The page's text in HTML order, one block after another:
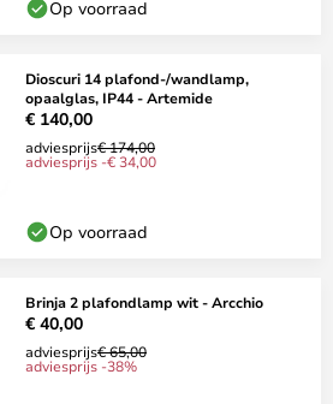
Op voorraad
Dioscuri 14 plafond-/wandlamp,
opaalglas, IP44 - Artemide
€ 140,00
adviesprijs€ 174,00
adviesprijs -€ 34,00
Op voorraad
Brinja 2 plafondlamp wit - Arcchio
€ 40,00
adviesprijs€ 65,00
adviesprijs -38%